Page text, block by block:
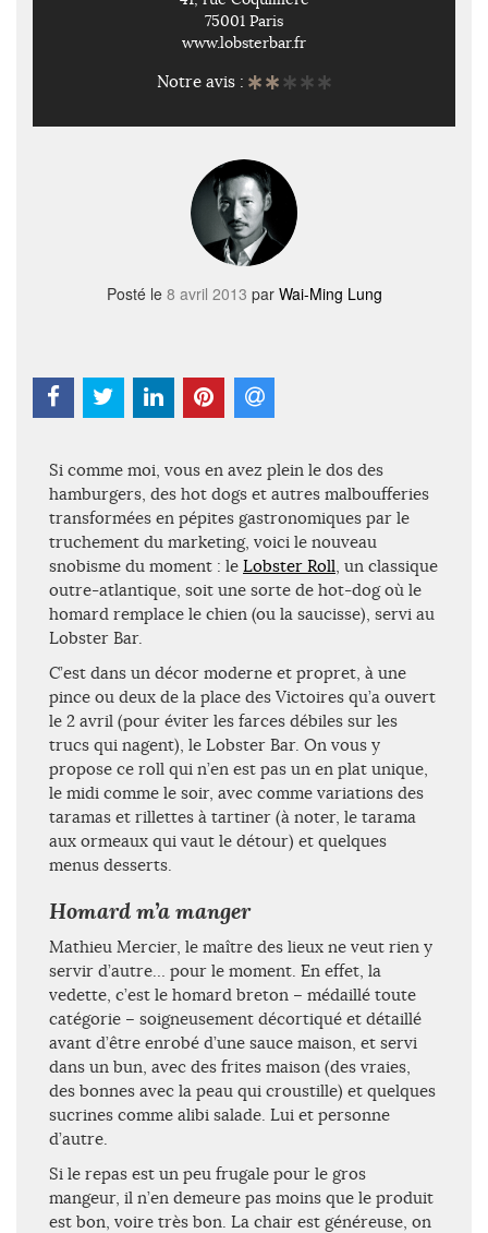
75001 Paris
www.lobsterbar.fr
Notre avis :
Posté le 8 avril 2013 par Wai-Ming Lung
Si comme moi, vous en avez plein le dos des
hamburgers, des hot dogs et autres malboufferies
transformées en pépites gastronomiques par le
truchement du marketing, voici le nouveau
snobisme du moment : le Lobster Roll , un classique
outre-atlantique, soit une sorte de hot-dog où le
homard remplace le chien (ou la saucisse), servi au
Lobster Bar.
C’est dans un décor moderne et propret, à une
pince ou deux de la place des Victoires qu’a ouvert
le 2 avril (pour éviter les farces débiles sur les
trucs qui nagent), le Lobster Bar. On vous y
propose ce roll qui n’en est pas un en plat unique,
le midi comme le soir, avec comme variations des
taramas et rillettes à tartiner (à noter, le tarama
aux ormeaux qui vaut le détour) et quelques
menus desserts.
Homard m’a manger
Mathieu Mercier, le maître des lieux ne veut rien y
servir d’autre… pour le moment. En effet, la
vedette, c’est le homard breton – médaillé toute
catégorie – soigneusement décortiqué et détaillé
avant d’être enrobé d’une sauce maison, et servi
dans un bun, avec des frites maison (des vraies,
des bonnes avec la peau qui croustille) et quelques
sucrines comme alibi salade. Lui et personne
d’autre.
Si le repas est un peu frugale pour le gros
mangeur, il n’en demeure pas moins que le produit
est bon, voire très bon. La chair est généreuse, on